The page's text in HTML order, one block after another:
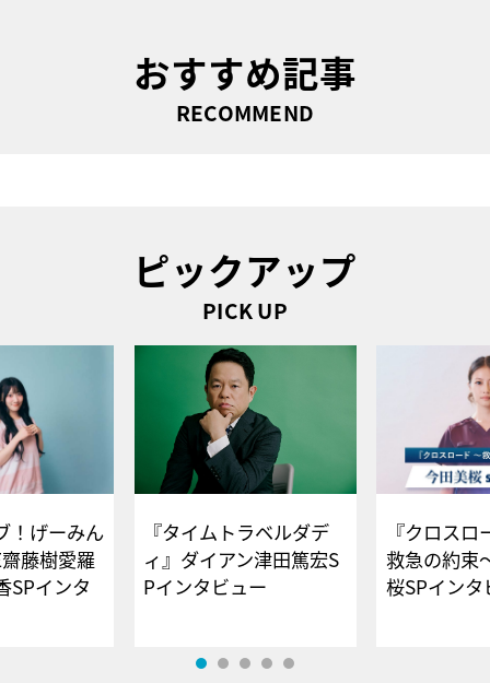
おすすめ記事
RECOMMEND
ピックアップ
PICK UP
！げーみん
藤樹愛羅
SPインタ
『タイムトラベルダデ
ィ』ダイアン津田篤宏S
Pインタビュー
『クロス
救急の約束
桜SPイ